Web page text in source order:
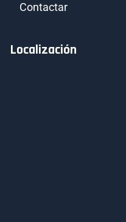
Contactar
Localización